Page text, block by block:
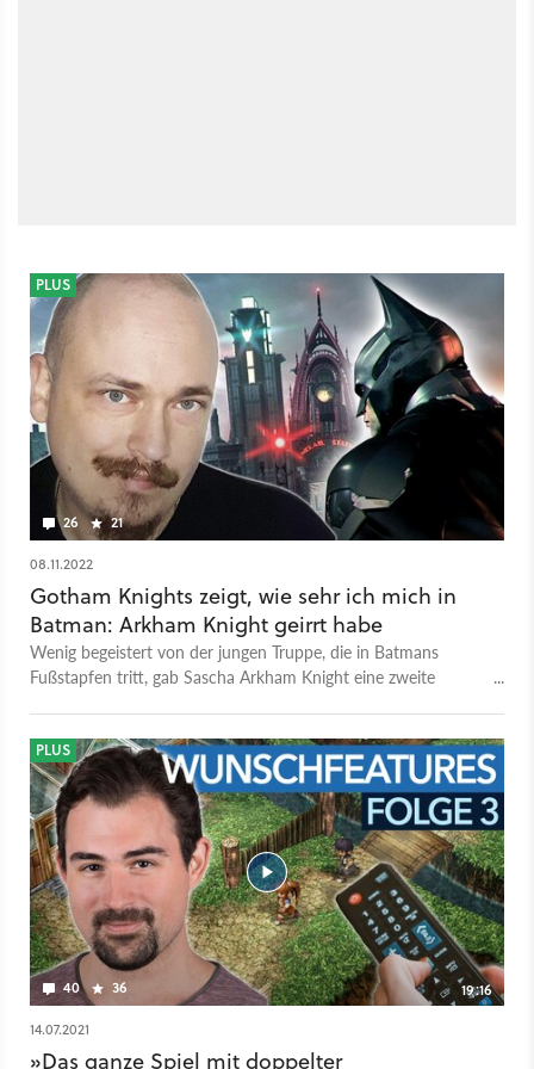
26 21
PLUS
08.11.2022
Gotham Knights zeigt, wie sehr ich mich in
Batman: Arkham Knight geirrt habe
Wenig begeistert von der jungen Truppe, die in Batmans
Fußstapfen tritt, gab Sascha Arkham Knight eine zweite
40 36 19:16
PLUS
14.07.2021
»Das ganze Spiel mit doppelter